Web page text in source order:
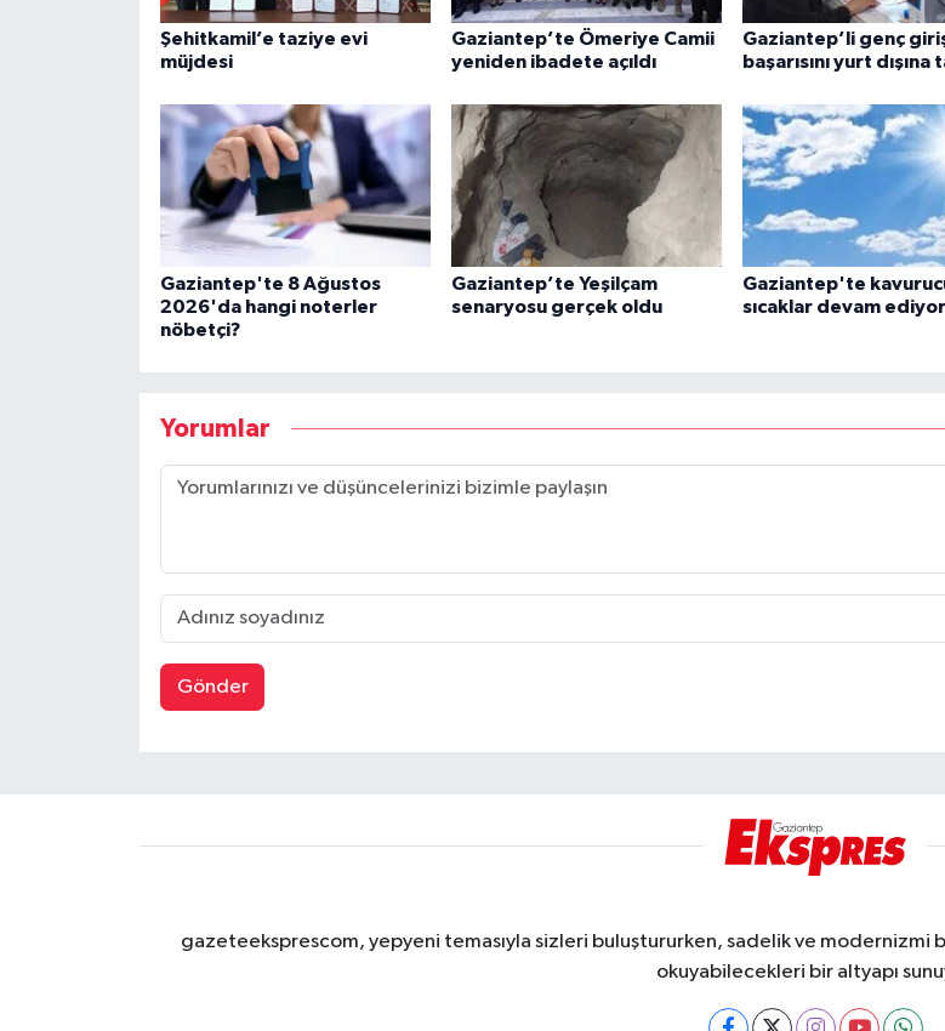
Şehitkamil’e taziye evi
müjdesi
Gaziantep’te Ömeriye Camii
yeniden ibadete açıldı
Gaziantep’li genç
başarısını yurt dışına
Gaziantep'te 8 Ağustos
2026'da hangi noterler
nöbetçi?
Gaziantep’te Yeşilçam
senaryosu gerçek oldu
Gaziantep'te
sıcaklar devam ediyor
Yorumlar
Gönder
gazeteeksprescom, yepyeni temasıyla sizleri buluştururken, sadelik ve modernizmi
okuyabilecekleri bir altyapı